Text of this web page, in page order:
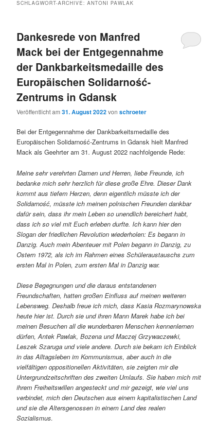
SCHLAGWORT-ARCHIVE:ANTONI PAWLAK
Dankesrede von Manfred
Mack bei der Entgegennahme
der Dankbarkeitsmedaille des
Europäischen Solidarność-
Zentrums in Gdansk
Veröffentlicht am31. August 2022vonschroeter
Bei der Entgegennahme der Dankbarkeitsmedaille des
Europäischen Solidarność-Zentrums in Gdansk hielt Manfred
Mack als Geehrter am 31. August 2022 nachfolgende Rede:
Meine sehr verehrten Damen und Herren, liebe Freunde, ich
bedanke mich sehr herzlich für diese große Ehre. Dieser Dank
kommt aus tiefem Herzen, denn eigentlich müsste ich der
Solidarność, müsste ich meinen polnischen Freunden dankbar
dafür sein, dass ihr mein Leben so unendlich bereichert habt,
dass ich so viel mit Euch erleben durfte. Ich kann hier den
Slogan der friedlichen Revolution wiederholen: Es begann in
Danzig. Auch mein Abenteuer mit Polen begann in Danzig, zu
Ostern 1972, als ich im Rahmen eines Schüleraustauschs zum
ersten Mal in Polen, zum ersten Mal in Danzig war.
Diese Begegnungen und die daraus entstandenen
Freundschaften, hatten großen Einfluss auf meinen weiteren
Lebensweg. Deshalb freue ich mich, dass Kasia Rozmarynowska
heute hier ist. Durch sie und ihren Mann Marek habe ich bei
meinen Besuchen all die wunderbaren Menschen kennenlernen
dürfen, Antek Pawlak, Bozena und Maczej Grzywaczewki,
Leszek Szaruga und viele andere. Durch sie bekam ich Einblick
in das Alltagsleben im Kommunismus, aber auch in die
vielfältigen oppositionellen Aktivitäten, sie zeigten mir die
Untergrundzeitschriften des zweiten Umlaufs. Sie haben mich mit
ihrem Freiheitswillen angesteckt und mir gezeigt, wie viel uns
verbindet, mich den Deutschen aus einem kapitalistischen Land
und sie die Altersgenossen in einem Land des realen
Sozialismus.